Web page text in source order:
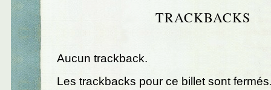
TRACKBACKS
Aucun trackback.
Les trackbacks pour ce billet sont